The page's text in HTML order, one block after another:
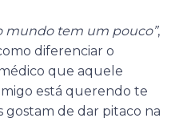
mundo tem um pouco”,
diferenciar o
que aquele
está querendo te
gostam de dar pitaco na